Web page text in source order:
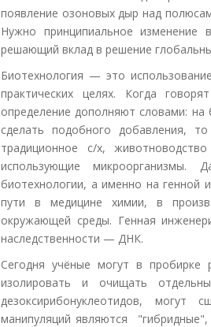
появление озоновых дыр над
Нужно принципиальное изменение
решающий вклад в решение
Биотехнология — это
практических целях. Когда
определение дополняют словами: на
сделать подобного добавления,
традиционное с/х,
использующие
биотехнологии, а именно на генной
пути в медицине химии, в
окружающей среды. Генная
наследственности — ДНК.
Сегодня учёные могут в
изолировать и очищать
дезоксирибонуклеотидов, могут
манипуляций являются